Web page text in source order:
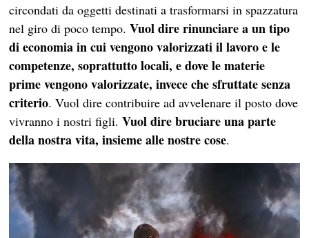
circondati da oggetti destinati a trasformarsi in spazzatura
nel giro di poco tempo.Vuol dire rinunciare a un tipo
di economia in cui vengono valorizzati il lavoro e le
competenze, soprattutto locali, e dove le materie
prime vengono valorizzate, invece che sfruttate senza
criterio. Vuol dire contribuire ad avvelenare il posto dove
vivranno i nostri figli. Vuol dire bruciare una parte
della nostra vita, insieme alle nostre cose.